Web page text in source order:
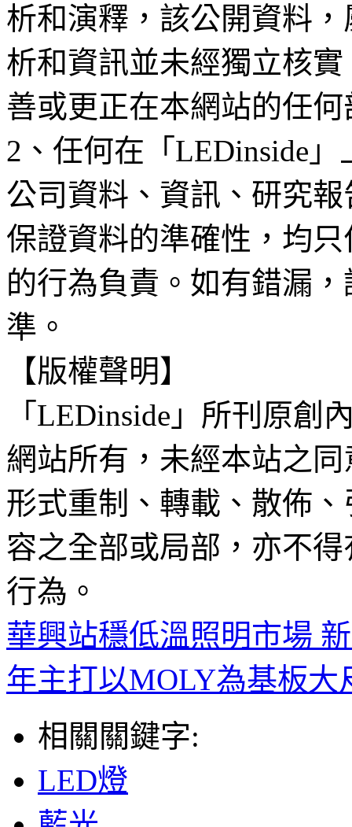
析和演釋，該公開資料
析和資訊並未經獨立核
善或更正在本網站的任
2、任何在「LEDinside
公司資料、資訊、研究
保證資料的準確性，均
的行為負責。如有錯漏
準。
【版權聲明】
「LEDinside」所刊原創
網站所有，未經本站之
形式重制、轉載、散佈
容之全部或局部，亦不
行為。
華興站穩低溫照明市場
年主打以MOLY為基板
相關關鍵字:
LED燈